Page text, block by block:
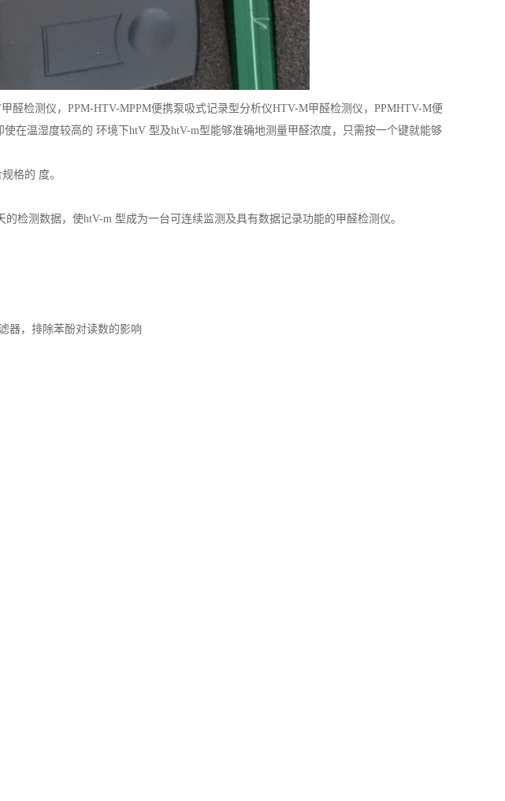
醛检测仪，PPM-HTV-MPPM便携泵吸式记录型分析仪HTV-M甲醛检测仪，PPMHTV-M便
在温湿度较高的 环境下htV 型及htV-m型能够准确地测量甲醛浓度，只需按一个键就能够
格的 度。
检测数据，使htV-m 型成为一台可连续监测及具有数据记录功能的甲醛检测仪。
器，排除苯酚对读数的影响